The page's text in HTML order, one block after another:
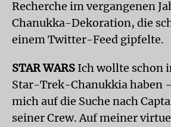
Recherche im vergangenen
Chanukka-Dekoration, die
einem Twitter-Feed gipfelte.
STAR WARS Ich wollte schon
Star-Trek-Chanukkia haben
mich auf die Suche nach
seiner Crew. Auf meiner